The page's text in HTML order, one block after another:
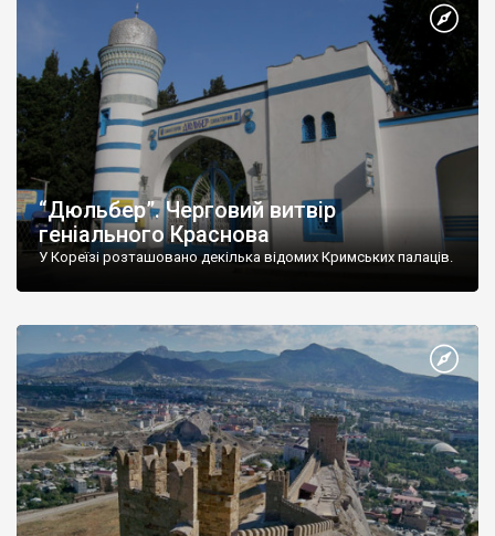
“Дюльбер”. Черговий витвір
геніального Краснова
У Кореїзі розташовано декілька відомих Кримських палаців.